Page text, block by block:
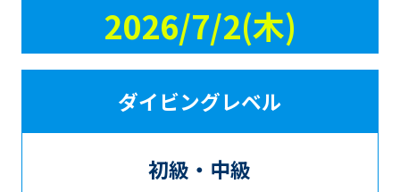
2026/7/2(木)
ダイビングレベル
初級・中級